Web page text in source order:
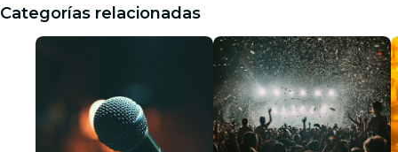
Categorías relacionadas